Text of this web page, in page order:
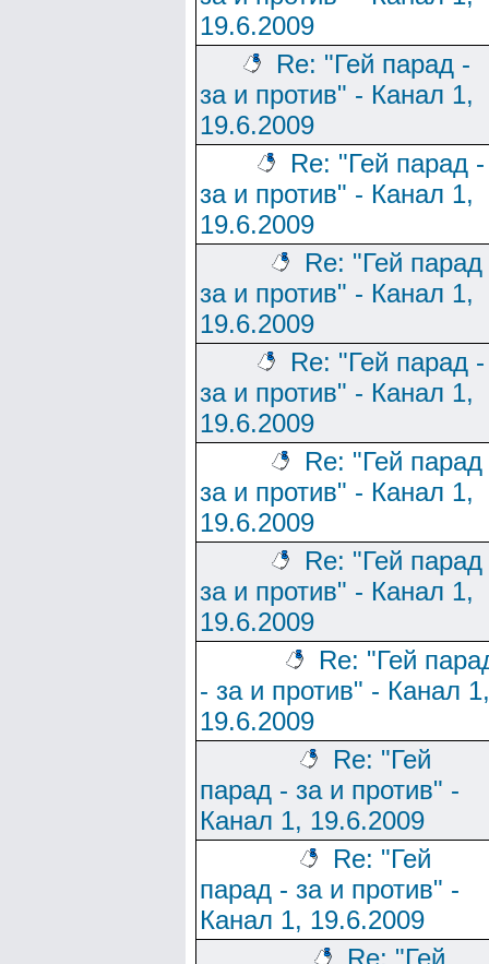
19.6.2009
Re: "Гей парад -
за и против" - Канал 1,
19.6.2009
Re: "Гей парад -
за и против" - Канал 1,
19.6.2009
Re: "Гей парад
за и против" - Канал 1,
19.6.2009
Re: "Гей парад -
за и против" - Канал 1,
19.6.2009
Re: "Гей парад
за и против" - Канал 1,
19.6.2009
Re: "Гей парад
за и против" - Канал 1,
19.6.2009
Re: "Гей
- за и против" - Канал 1,
19.6.2009
Re: "Гей
парад - за и против" -
Канал 1, 19.6.2009
Re: "Гей
парад - за и против" -
Канал 1, 19.6.2009
Re: "Гей